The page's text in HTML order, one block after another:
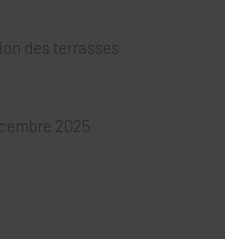
des terrasses
2025